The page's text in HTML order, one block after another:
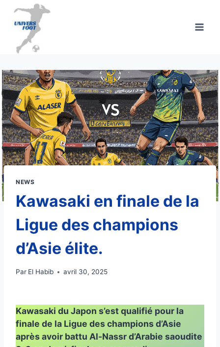
Aller
contenu
NEWS
Kawasaki en finale de la
Ligue des champions
d’Asie élite.
Par El Habib avril 30, 2025
Kawasaki du Japon s’est qualifié pour la
finale de la Ligue des champions d’Asie
après avoir battu Al-Nassr d’Arabie saoudite